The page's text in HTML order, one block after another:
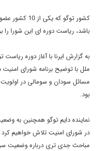
کشور توگو که
باشد، ریاست دوره ای این شورا را
به گزارش ایرنا با آغاز دوره ریاست
ملل با توضیح برنامه شورای
مسائل سودان و سومالی در
بود.
نماینده دایم توگو همچنین به
در شورای امنیت تلاش خواهیم
مباحث جدی تری درباره وضعیت